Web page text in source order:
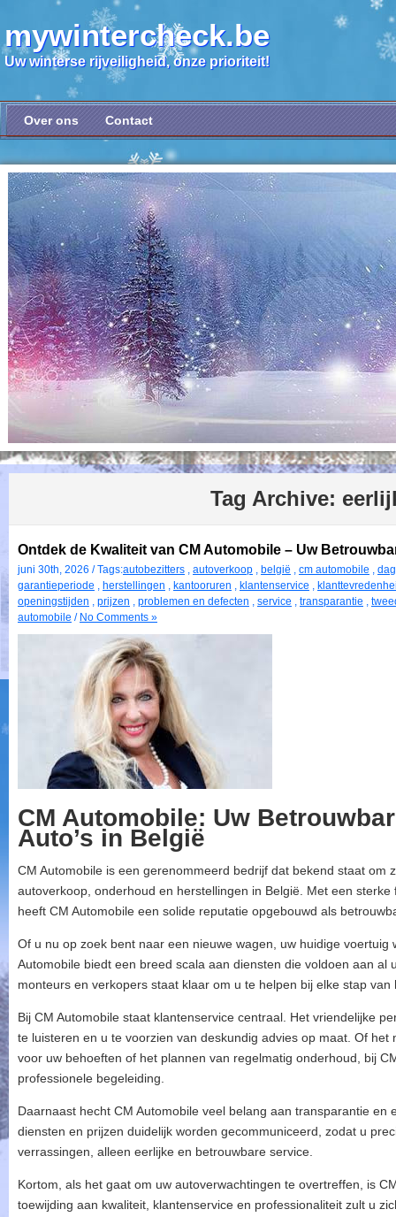
mywintercheck.be
Uw winterse rijveiligheid, onze prioriteit!
Over ons Contact
Tag Archive:
Ontdek de Kwaliteit van CM Automobile – Uw
juni 30th, 2026 / Tags:autobezitters , autoverkoop , belgië , cm automobile ,
garantieperiode , herstellingen , kantooruren , klantenservice ,
openingstijden , prijzen , problemen en defecten , service , transparantie ,
automobile / No Comments »
CM Automobile: Uw
Auto’s in België
CM Automobile is een gerenommeerd bedrijf dat bekend staat om
autoverkoop, onderhoud en herstellingen in België. Met een
heeft CM Automobile een solide reputatie opgebouwd als
Of u nu op zoek bent naar een nieuwe wagen, uw huidige
Automobile biedt een breed scala aan diensten die voldoen aan al
monteurs en verkopers staat klaar om u te helpen bij elke stap van
Bij CM Automobile staat klantenservice centraal. Het vriendelijke
te luisteren en u te voorzien van deskundig advies op maat. Of
voor uw behoeften of het plannen van regelmatig onderhoud, bij
professionele begeleiding.
Daarnaast hecht CM Automobile veel belang aan transparantie en
diensten en prijzen duidelijk worden gecommuniceerd, zodat u
verrassingen, alleen eerlijke en betrouwbare service.
Kortom, als het gaat om uw autoverwachtingen te overtreffen, is
toewijding aan kwaliteit, klantenservice en professionaliteit zult u